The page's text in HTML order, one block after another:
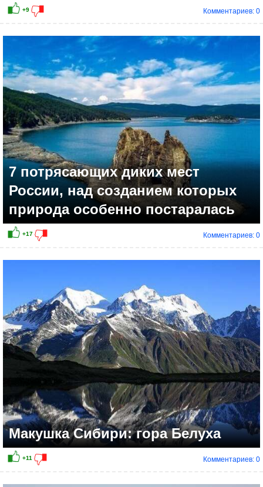
+6
Комментариев: 0
7 потрясающих диких мест
России, над созданием которых
природа особенно постаралась
Комментариев: 0
Макушка Сибири: гора Белуха
Комментариев: 0